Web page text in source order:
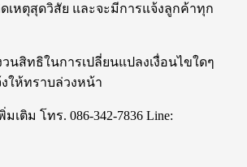
เหตุสุดวิสัย และจะมีการแจ้งลูกค้าทุก
นสิทธิในการเปลี่ยนแปลงเงื่อนไขใดๆ
ให้ทราบล่วงหน้า
เติม โทร. 086-342-7836 Line: